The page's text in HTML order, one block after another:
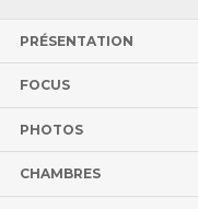
PRÉSENTATION
FOCUS
PHOTOS
CHAMBRES